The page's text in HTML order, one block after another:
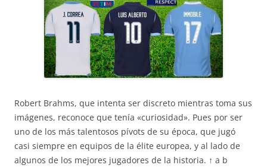
Robert Brahms, que intenta ser discreto mientras toma sus
imágenes, reconoce que tenía «curiosidad». Pues por ser
uno de los más talentosos pívots de su época, que jugó
casi siempre en equipos de la élite europea, y al lado de
algunos de los mejores jugadores de la historia. ↑ a b